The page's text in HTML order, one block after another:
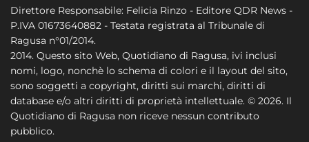
Direttore Responsabile: Felicia Rinzo - Editore QDR News -
P.IVA 01673640882 - Testata registrata al Tribunale di
Ragusa n°01/2014.
2014. Questo sito Web, Quotidiano di Ragusa, ivi inclusi
nomi, logo, nonchè lo schema di colori e il layout del sito,
sono soggetti a copyright, diritti sui marchi, diritti di
database e/o altri diritti di proprietà intellettuale. © 2026. Il
Quotidiano di Ragusa non riceve nessun contributo
pubblico.